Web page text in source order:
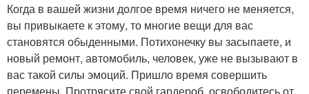
Когда в вашей жизни долгое время ничего не меняется,
вы привыкаете к этому, то многие вещи для вас
становятся обыденными. Потихонечку вы засыпаете, и
новый ремонт, автомобиль, человек, уже не вызывают в
вас такой силы эмоций. Пришло время совершить